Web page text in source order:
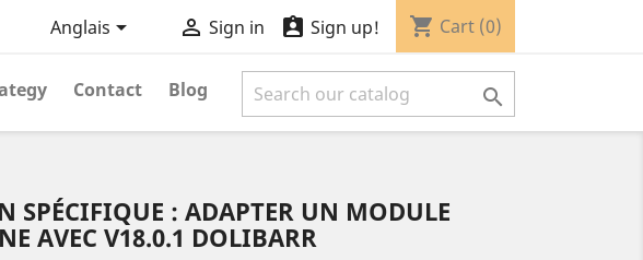
Anglais  Sign in  Sign up! shopping_cart Cart (0)
Contact Blog 
SPÉCIFIQUE : ADAPTER UN MODULE
AVEC V18.0.1 DOLIBARR